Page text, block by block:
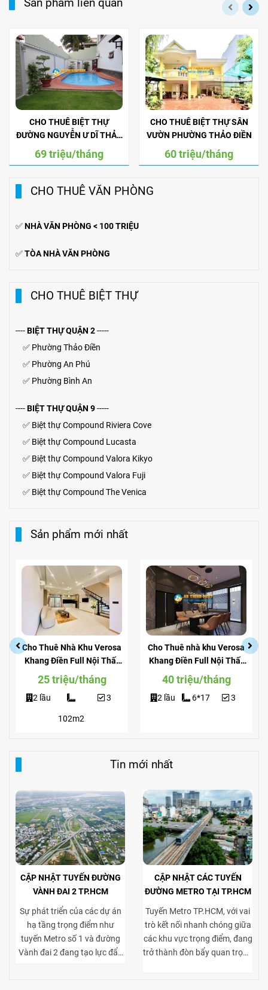
Sản phẩm liên quan
CHO THUÊ BIỆT THỰ
ĐƯỜNG NGUYỄN Ư DĨ THẢO
ĐIỀN
69 triệu/tháng
CHO THUÊ BIỆT THỰ SÂN
VƯỜN PHƯỜNG THẢO ĐIỀN
60 triệu/tháng
CHO THUÊ VĂN PHÒNG
✅NHÀ VĂN PHÒNG < 100 TRIỆU
✅TÒA NHÀ VĂN PHÒNG
CHO THUÊ BIỆT THỰ
----BIỆT THỰ QUẬN 2-----
✅ Phường Thảo Điền
✅ Phường An Phú
✅ Phường Bình An
----BIỆT THỰ QUẬN 9-----
✅ Biệt thự Compound Riviera Cove
✅ Biệt thựCompound Lucasta
✅ Biệt thựCompound Valora Kikyo
✅ Biệt thự Compound Valora Fuji
✅ Biệt thự Compound The Venica
Sản phẩm mới nhất
Cho Thuê Nhà Khu Verosa
Khang Điền Full Nội Thất
Giá Siêu Rẻ
25 triệu/tháng
2 lầu
102m2
3
Cho Thuê nhà khu Verosa
Khang Điền Full Nội Thất
View Công Viên
40 triệu/tháng
2 lầu 6*17 3
Tin mới nhất
CẬP NHẬT TUYẾN ĐƯỜNG
VÀNH ĐAI 2 TP.HCM
Sự phát triển của các dự án
hạ tầng trọng điểm như
tuyến Metro số 1 và đường
Vành đai 2 đang tạo lực đẩy
CẬP NHẬT CÁC TUYẾN
ĐƯỜNG METRO TẠI TP.HCM
Tuyến Metro TP.HCM, với vai
trò kết nối nhanh chóng giữa
các khu vực trọng điểm, đang
trở thành đòn bẩy quan trọng